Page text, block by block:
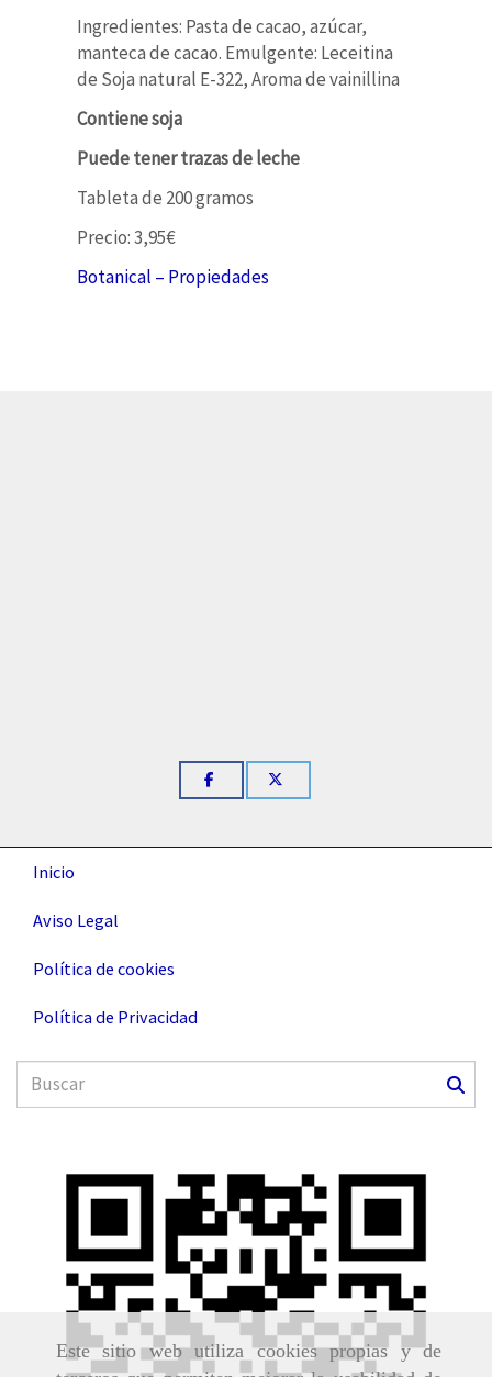
Este sitio web utiliza cookies propias y de
Ingredientes: Pasta de cacao, azúcar,
manteca de cacao. Emulgente: Leceitina
de Soja natural E-322, Aroma de vainillina
Contiene soja
Puede tener trazas de leche
Tableta de 200 gramos
Precio: 3,95€
Botanical – Propiedades
Inicio
Aviso Legal
Política de cookies
Política de Privacidad